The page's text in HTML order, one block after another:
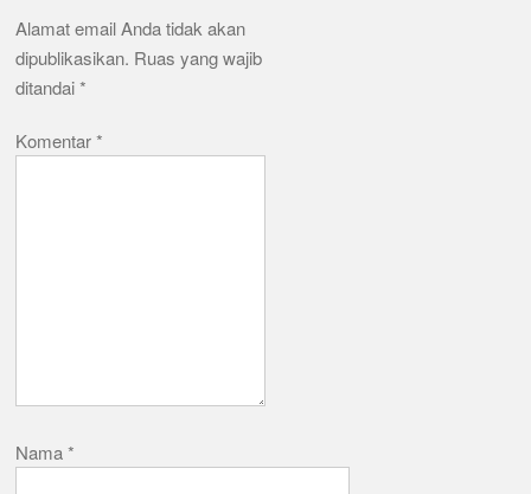
Alamat email Anda tidak akan
dipublikasikan. Ruas yang wajib
ditandai*
Komentar*
Nama*